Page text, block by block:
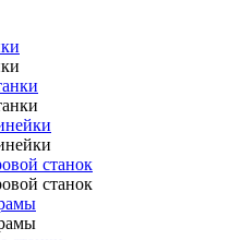
станок
станок